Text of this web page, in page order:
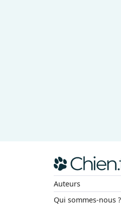
Auteurs
Qui sommes-nous ?